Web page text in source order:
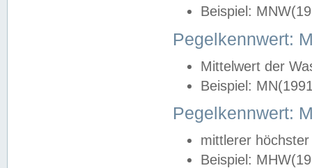
Beispiel:
Pegelkennwert:
Mittelwert der
Beispiel:
Pegelkennwert:
mittlerer
Beispiel: